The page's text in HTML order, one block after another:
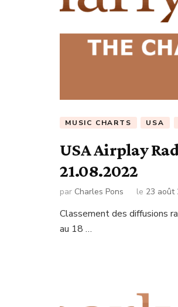
MUSIC CHARTS USA
USA Airplay
21.08.2022
par Charles Pons le 23 août
Classement des diffusions
au 18 …